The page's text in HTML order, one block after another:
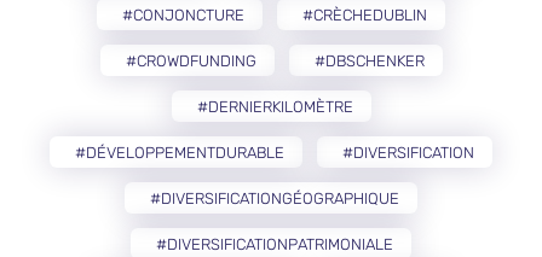
#CONJONCTURE #CRÈCHEDUBLIN
#CROWDFUNDING #DBSCHENKER
#DERNIERKILOMÈTRE
#DÉVELOPPEMENTDURABLE #DIVERSIFICATION
#DIVERSIFICATIONGÉOGRAPHIQUE
#DIVERSIFICATIONPATRIMONIALE